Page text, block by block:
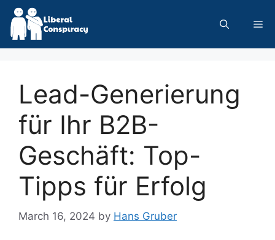
Skip
content
Lead-Generierung
für Ihr B2B-
Geschäft: Top-
Tipps für Erfolg
March 16, 2024 by Hans Gruber